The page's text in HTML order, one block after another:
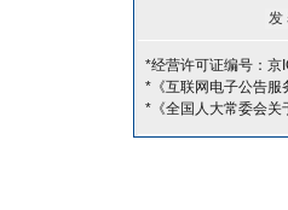
*经营许可证编号：
*《互联网电子公告服
*《全国人大常委会关